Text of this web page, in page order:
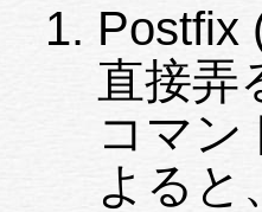
Postfix
直接弄
コマン
よると